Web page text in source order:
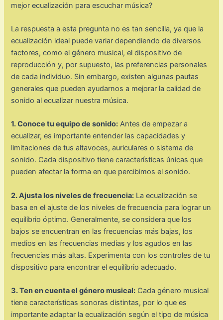
mejor ecualización para escuchar música?
La respuesta a esta pregunta no es tan sencilla, ya que la
ecualización ideal puede variar dependiendo de diversos
factores, como el género musical, el dispositivo de
reproducción y, por supuesto, las preferencias personales
de cada individuo. Sin embargo, existen algunas pautas
generales que pueden ayudarnos a mejorar la calidad de
sonido al ecualizar nuestra música.
1. Conoce tu equipo de sonido: Antes de empezar a
ecualizar, es importante entender las capacidades y
limitaciones de tus altavoces, auriculares o sistema de
sonido. Cada dispositivo tiene características únicas que
pueden afectar la forma en que percibimos el sonido.
2. Ajusta los niveles de frecuencia: La ecualización se
basa en el ajuste de los niveles de frecuencia para lograr un
equilibrio óptimo. Generalmente, se considera que los
bajos se encuentran en las frecuencias más bajas, los
medios en las frecuencias medias y los agudos en las
frecuencias más altas. Experimenta con los controles de tu
dispositivo para encontrar el equilibrio adecuado.
3. Ten en cuenta el género musical: Cada género musical
tiene características sonoras distintas, por lo que es
importante adaptar la ecualización según el tipo de música